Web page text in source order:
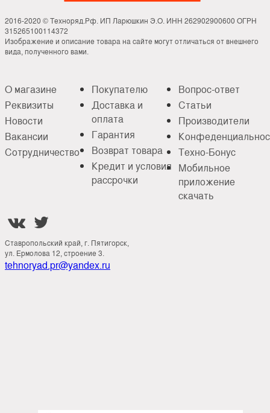
2016-2020 © Техноряд.Рф. ИП Ларюшкин Э.О. ИНН 262902900600 ОГРН
315265100114372
Изображение и описание товара на сайте могут отличаться от внешнего
вида, полученного вами.
О магазине
Реквизиты
Новости
Вакансии
Сотрудничество
Покупателю
Доставка и
оплата
Гарантия
Возврат товара
Кредит и условия
рассрочки
Вопрос-ответ
Статьи
Производители
Техно-Бонус
Мобильное
приложение
скачать
 
Ставропольский край, г. Пятигорск,
ул. Ермолова 12, строение 3.
tehnoryad.pr@yandex.ru